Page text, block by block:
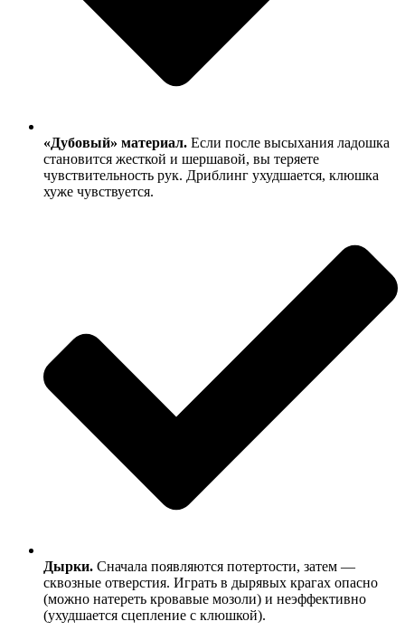
«Дубовый» материал. Если после высыхания ладошка
становится жесткой и шершавой, вы теряете
чувствительность рук. Дриблинг ухудшается, клюшка
хуже чувствуется.
Дырки. Сначала появляются потертости, затем —
сквозные отверстия. Играть в дырявых крагах опасно
(можно натереть кровавые мозоли) и неэффективно
(ухудшается сцепление с клюшкой).